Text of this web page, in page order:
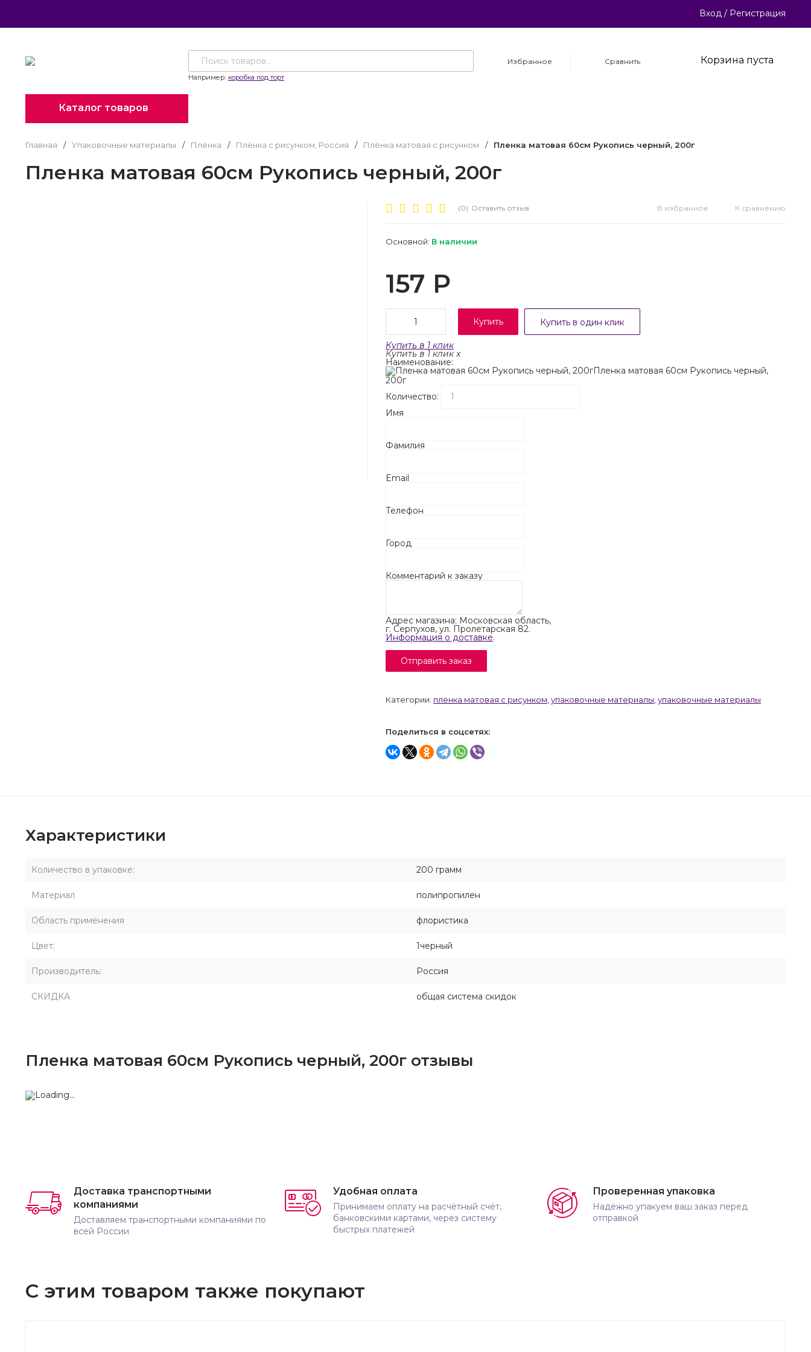
Вход / Регистрация
Например: коробка под торт
Избранное Сравнить Корзина пуста
Каталог товаров
Главная / Упаковочные материалы / Плёнка / Плёнка с рисунком, Россия / Плёнка матовая с рисунком / Пленка матовая 60см Рукопись черный, 200г
Пленка матовая 60см Рукопись черный, 200г
(0) Оставить отзыв В избранное К сравнению
Основной: В наличии
157 Р
Купить Купить в один клик
Купить в 1 клик
Купить в 1 клик x
Наименование:
Пленка матовая 60см Рукопись черный,
200г
Количество:
Имя
Фамилия
Email
Телефон
Город
Комментарий к заказу
Адрес магазина: Московская область,
г. Серпухов, ул. Пролетарская 82.
Информация о доставке.
Категории: плёнка матовая с рисунком упаковочные материалы упаковочные материалы
Поделиться в соцсетях:
Характеристики
Количество в упаковке: 200 грамм
Материал полипропилен
Область применения флористика
Цвет: 1черный
Производитель: Россия
СКИДКА общая система скидок
Пленка матовая 60см Рукопись черный, 200г отзывы
Доставка транспортными
компаниями
Доставляем транспортными компаниями по
всей России
Удобная оплата
Принимаем оплату на расчётный счёт,
банковскими картами, через систему
быстрых платежей
Проверенная упаковка
Надёжно упакуем ваш заказ перед
отправкой
С этим товаром также покупают